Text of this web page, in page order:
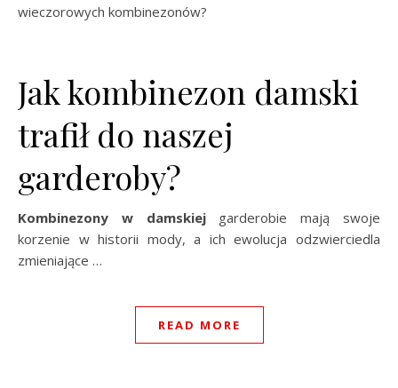
wieczorowych kombinezonów?
Jak kombinezon damski
trafił do naszej
garderoby?
Kombinezony w damskiejgarderobie mają swoje
korzenie w historii mody, a ich ewolucja odzwierciedla
zmieniające …
READ MORE